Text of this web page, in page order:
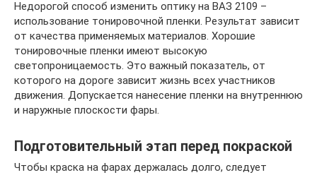
Недорогой способ изменить оптику на ВАЗ 2109 –
использование тонировочной пленки. Результат зависит
от качества применяемых материалов. Хорошие
тонировочные пленки имеют высокую
светопроницаемость. Это важный показатель, от
которого на дороге зависит жизнь всех участников
движения. Допускается нанесение пленки на внутреннюю
и наружные плоскости фары.
Подготовительный этап перед покраской
Чтобы краска на фарах держалась долго, следует